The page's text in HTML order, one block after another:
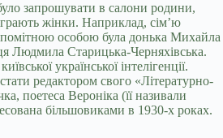
запрошувати в салони родини,
жінки. Наприклад, сім’ю
особою була донька Михайла
Людмила Старицька-Черняхівська.
української інтелігенції.
редактором свого «Літературно-
поетеса Вероніка (її називали
більшовиками в 1930-х роках.